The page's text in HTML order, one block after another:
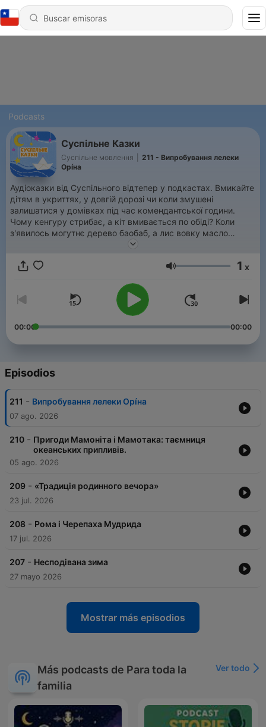
Podcasts
Суспільне Казки
Суспільне мовлення
211 - Випробування лелеки
Орíна
Аудіоказки від Суспільного відтепер у подкастах. Вмикайте
дітям в укриттях, у довгій дорозі чи коли змушені
залишатися у домівках під час комендантської години.
Чому кенгуру стрибає, а кіт вмивається по обіді? Коли
з'явилось могутнє дерево баобаб, а лис вовку масло
показав? Навіщо миші збираються на раду, а бджола рятує
казок народів світу, які ми вибрали та озвучили спеціально
YouTube канал з мультфільмами Бробакс
https://cutt.ly/yAfTYBU
Volumen 1 x
00:00 00:00
Episodios
211 - Випробування лелеки Орíна
07 ago. 2026
210 - Пригоди Мамоніта і Мамотака: таємниця
океанських припливів.
05 ago. 2026
209 - «Традиція родинного вечора»
23 jul. 2026
208 - Рома і Черепаха Мудрида
17 jul. 2026
207 - Несподівана зима
27 mayo 2026
Mostrar más episodios
Más podcasts de Para toda la
familia
Ver todo